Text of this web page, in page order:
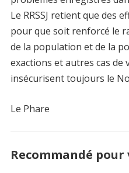
Le RRSSJ retient que des
pour que soit renforcé le
de la population et de la
exactions et autres cas de
insécurisent toujours le
Le Phare
Recommandé pour